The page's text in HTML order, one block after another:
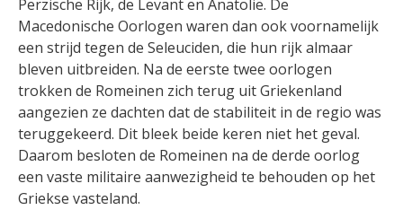
Perzische Rijk, de Levant en Anatolië. De
Macedonische Oorlogen waren dan ook voornamelijk
een strijd tegen de Seleuciden, die hun rijk almaar
bleven uitbreiden. Na de eerste twee oorlogen
trokken de Romeinen zich terug uit Griekenland
aangezien ze dachten dat de stabiliteit in de regio was
teruggekeerd. Dit bleek beide keren niet het geval.
Daarom besloten de Romeinen na de derde oorlog
een vaste militaire aanwezigheid te behouden op het
Griekse vasteland.